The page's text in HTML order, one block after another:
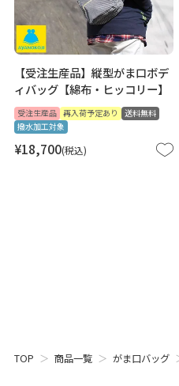
【受注生産品】縦型がま口ボデ
ィバッグ【綿布・ヒッコリー】
受注生産品 再入荷予定あり
送料無料
撥水加工対象
¥18,700 税込
TOP 商品一覧 がま口バッグ